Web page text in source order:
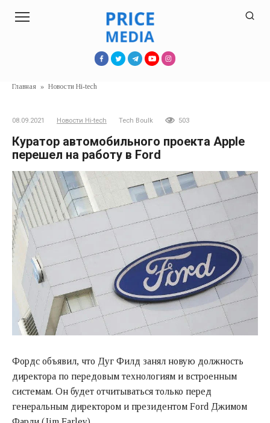
Главная » Новости Hi-tech
08.09.2021 Новости Hi-tech Tech Boulk 503
Куратор автомобильного проекта Apple
перешел на работу в Ford
Фордс объявил, что Дуг Филд занял новую должность
директора по передовым технологиям и встроенным
системам. Он будет отчитываться только перед
генеральным директором и президентом Ford Джимом